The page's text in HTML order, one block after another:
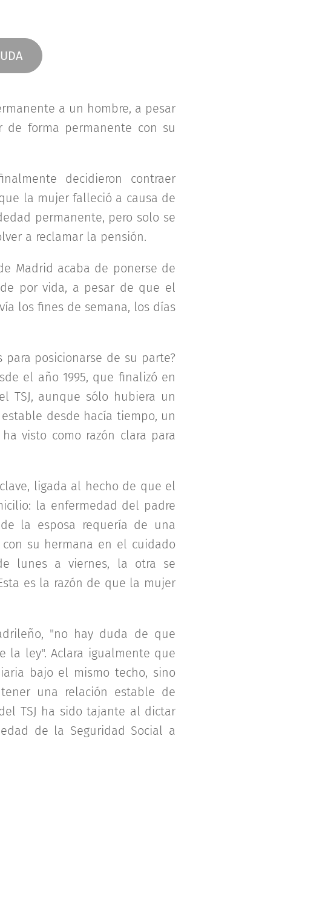
a un hombre, a pesar
forma permanente con su
decidieron contraer
la mujer falleció a causa de
permanente, pero solo se
a reclamar la pensión.
Madrid acaba de ponerse de
por vida, a pesar de que el
los fines de semana, los días
posicionarse de su parte?
el año 1995, que finalizó en
TSJ, aunque sólo hubiera un
desde hacía tiempo, un
visto como razón clara para
ligada al hecho de que el
la enfermedad del padre
la esposa requería de una
su hermana en el cuidado
lunes a viernes, la otra se
es la razón de que la mujer
"no hay duda de que
la ley". Aclara igualmente que
bajo el mismo techo, sino
una relación estable de
TSJ ha sido tajante al dictar
de la Seguridad Social a